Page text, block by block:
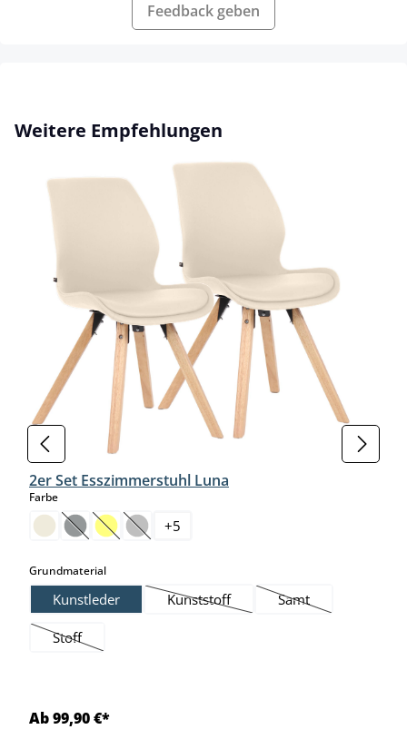
Feedback geben
Produktgalerie überspringen
Weitere Empfehlungen
2er Set Esszimmerstuhl Luna
Farbeauswählen
(Diese Option ist zurzeit nicht verfügbar.)
(Diese Option ist zurzeit nicht verfügbar.)
(Diese Option ist zurzeit nicht verfügbar.)
+5
Grundmaterialauswählen
Kunstleder Kunststoff
(Diese Option ist zurzeit nicht
Samt
(Diese Option ist
Stoff
(Diese Option ist zurzeit nicht verfügbar.)
Ab 99,90 €*